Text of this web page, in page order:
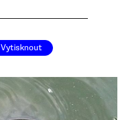
Vytisknout